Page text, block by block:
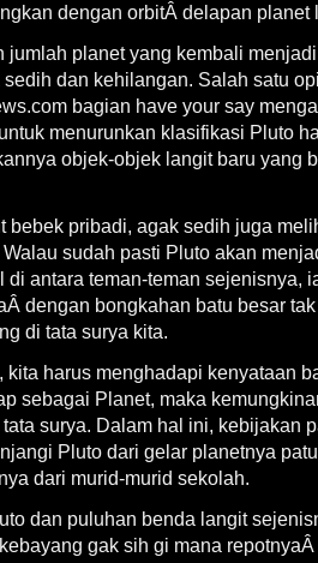
dengan orbitÂ delapan planet
jumlah planet yang kembali
sedih dan kehilangan. Salah satu
bagian have your say
menurunkan klasifikasi Pluto
objek-objek langit baru yang
bebek pribadi, agak sedih juga
sudah pasti Pluto akan
di antara teman-teman sejenisnya,
dengan bongkahan batu besar
di tata surya kita.
kita harus menghadapi kenyataan
sebagai Planet, maka
surya. Dalam hal ini, kebijakan
Pluto dari gelar planetnya
dari murid-murid sekolah.
dan puluhan benda langit
gak sih gi mana